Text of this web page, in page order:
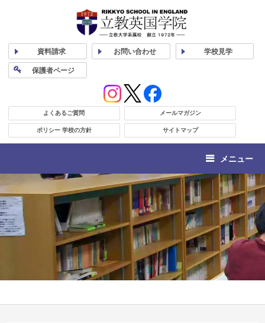
資料請求 お問い合わせ 学校見学
保護者ページ
よくあるご質問 メールマガジン
ポリシー 学校の方針 サイトマップ
メニュー